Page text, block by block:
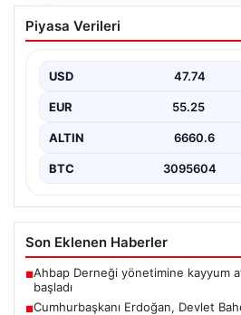
Cumhurbaşkanı
Bahçeli ile görüştü
Piyasa Verileri
USD 47.74
EUR 55.25
ALTIN 6660.6
BTC 3095604
Son Eklenen Haberler
■Ahbap Derneği yönetimine kayyum
başladı
■Cumhurbaşkanı Erdoğan, Devlet